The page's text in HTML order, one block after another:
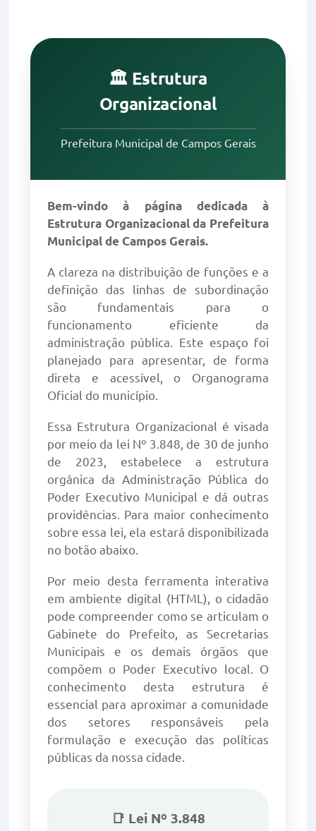
🏛️ Estrutura
Organizacional
Prefeitura Municipal de Campos Gerais
Bem-vindo à página dedicada à
Estrutura Organizacional da Prefeitura
Municipal de Campos Gerais.
A clareza na distribuição de funções e a
definição das linhas de subordinação
são fundamentais para o
funcionamento eficiente da
administração pública. Este espaço foi
planejado para apresentar, de forma
direta e acessível, o Organograma
Oficial do município.
Essa Estrutura Organizacional é visada
por meio da lei Nº 3.848, de 30 de junho
de 2023, estabelece a estrutura
orgânica da Administração Pública do
Poder Executivo Municipal e dá outras
providências. Para maior conhecimento
sobre essa lei, ela estará disponibilizada
no botão abaixo.
Por meio desta ferramenta interativa
em ambiente digital (HTML), o cidadão
pode compreender como se articulam o
Gabinete do Prefeito, as Secretarias
Municipais e os demais órgãos que
compõem o Poder Executivo local. O
conhecimento desta estrutura é
essencial para aproximar a comunidade
dos setores responsáveis pela
formulação e execução das políticas
públicas da nossa cidade.
📑 Lei Nº 3.848